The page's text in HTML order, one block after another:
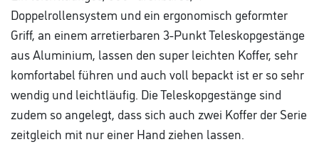
Doppelrollensystem und ein ergonomisch geformter
Griff, an einem arretierbaren 3-Punkt Teleskopgestänge
aus Aluminium, lassen den super leichten Koffer, sehr
komfortabel führen und auch voll bepackt ist er so sehr
wendig und leichtläufig. Die Teleskopgestänge sind
zudem so angelegt, dass sich auch zwei Koffer der Serie
zeitgleich mit nur einer Hand ziehen lassen.